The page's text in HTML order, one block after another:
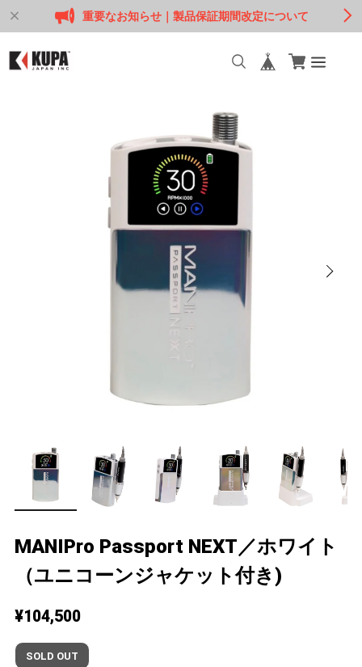
重要なお知らせ｜製品保証期間改定について
MANIPro Passport NEXT／ホワイト
（ユニコーンジャケット付き)
¥104,500
SOLD OUT